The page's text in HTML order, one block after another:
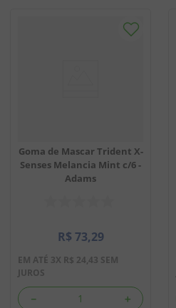
Goma de Mascar Trident X-
Senses Melancia Mint c/6 -
Adams
R$ 73,29
EM ATÉ 3X R$ 24,43 SEM
JUROS
＋
－